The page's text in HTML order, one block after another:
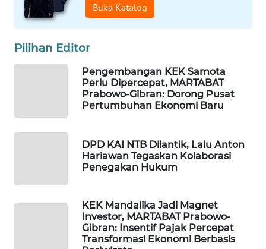
Buka Katalog
Pilihan Editor
Pengembangan KEK Samota
Perlu Dipercepat, MARTABAT
Prabowo-Gibran: Dorong Pusat
Pertumbuhan Ekonomi Baru
DPD KAI NTB Dilantik, Lalu Anton
Hariawan Tegaskan Kolaborasi
Penegakan Hukum
KEK Mandalika Jadi Magnet
Investor, MARTABAT Prabowo-
Gibran: Insentif Pajak Percepat
Transformasi Ekonomi Berbasis
WALINKI
ID
MAWAKA
ID